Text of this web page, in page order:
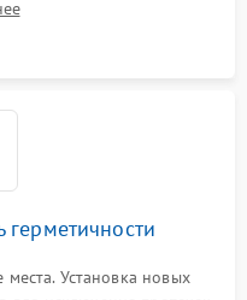
проводки.
герметичности
Установка новых